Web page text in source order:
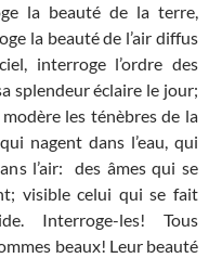
la beauté de la terre,
la beauté de l’air diffus
interroge l’ordre des
splendeur éclaire le jour;
les ténèbres de la
nagent dans l’eau, qui
l’air: des âmes qui se
visible celui qui se fait
Interroge-les! Tous
beaux! Leur beauté